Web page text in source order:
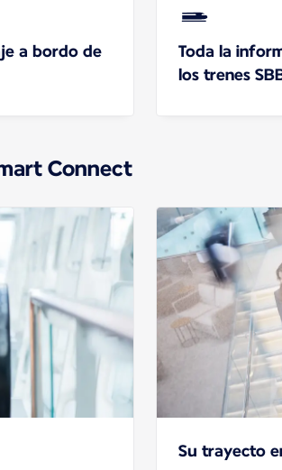
a bordo de
Toda la
los trenes
Connect
Su trayecto